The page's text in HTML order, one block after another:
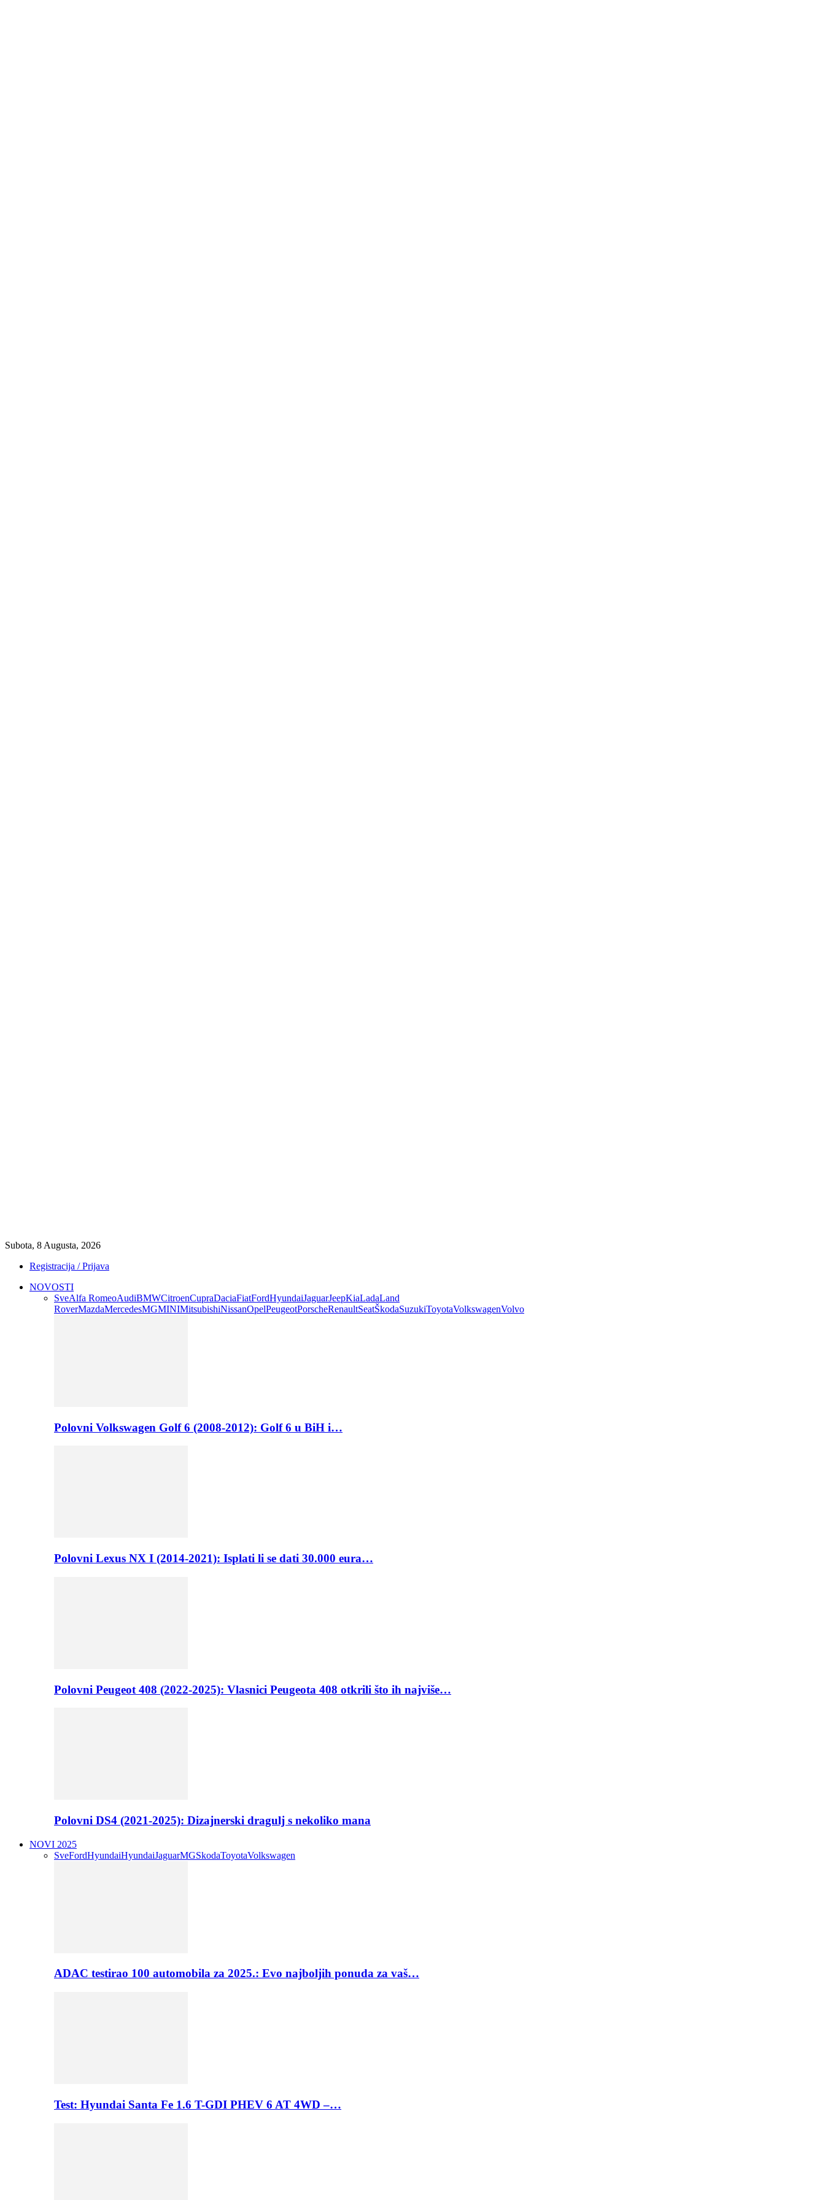
Subota, 8 Augusta, 2026
Registracija / Prijava
NOVOSTI
SveAlfa RomeoAudiBMWCitroenCupraDaciaFiatFordHyundaiJaguarJeepKiaLadaLand
RoverMazdaMercedesMGMINIMitsubishiNissanOpelPeugeotPorscheRenaultSeatŠkodaSuzukiToyotaVolkswagenVolvo
Polovni Volkswagen Golf 6 (2008-2012): Golf 6 u BiH i…
Polovni Lexus NX I (2014-2021): Isplati li se dati 30.000 eura…
Polovni Peugeot 408 (2022-2025): Vlasnici Peugeota 408 otkrili što ih najviše…
Polovni DS4 (2021-2025): Dizajnerski dragulj s nekoliko mana
NOVI 2025
SveFordHyundaiHyundaiJaguarMGSkodaToyotaVolkswagen
ADAC testirao 100 automobila za 2025.: Evo najboljih ponuda za vaš…
Test: Hyundai Santa Fe 1.6 T-GDI PHEV 6 AT 4WD –…